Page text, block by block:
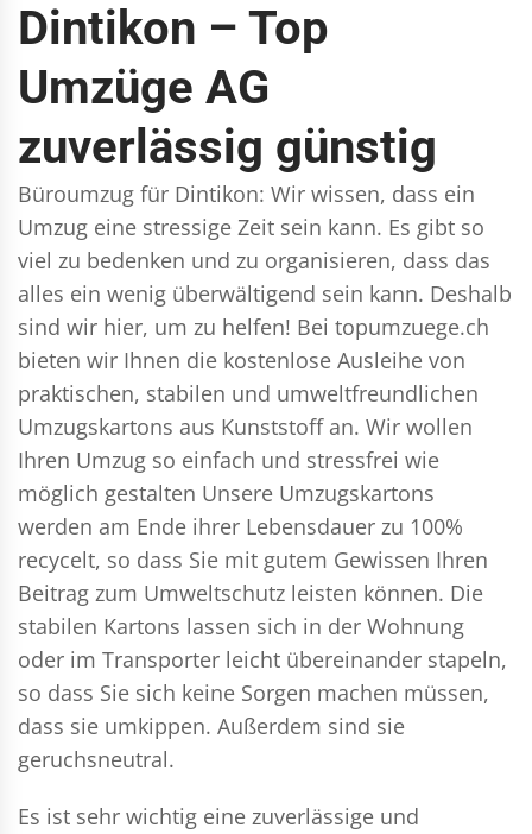
Dintikon – Top
Umzüge AG
zuverlässig günstig
Büroumzug für Dintikon: Wir wissen, dass ein
Umzug eine stressige Zeit sein kann. Es gibt so
viel zu bedenken und zu organisieren, dass das
alles ein wenig überwältigend sein kann. Deshalb
sind wir hier, um zu helfen! Bei topumzuege.ch
bieten wir Ihnen die kostenlose Ausleihe von
praktischen, stabilen und umweltfreundlichen
Umzugskartons aus Kunststoff an. Wir wollen
Ihren Umzug so einfach und stressfrei wie
möglich gestalten Unsere Umzugskartons
werden am Ende ihrer Lebensdauer zu 100%
recycelt, so dass Sie mit gutem Gewissen Ihren
Beitrag zum Umweltschutz leisten können. Die
stabilen Kartons lassen sich in der Wohnung
oder im Transporter leicht übereinander stapeln,
so dass Sie sich keine Sorgen machen müssen,
dass sie umkippen. Außerdem sind sie
geruchsneutral.
Es ist sehr wichtig eine zuverlässige und